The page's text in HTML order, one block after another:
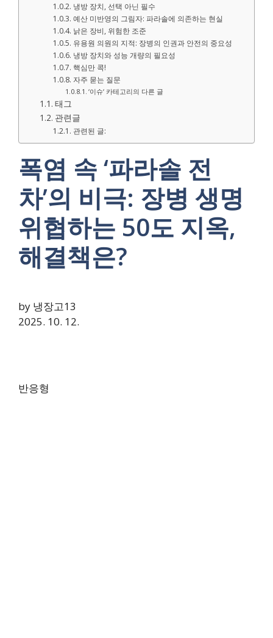
냉방 장치, 선택 아닌 필수
예산 미반영의 그림자: 파라솔에 의존하는 현실
낡은 장비, 위험한 조준
유용원 의원의 지적: 장병의 인권과 안전의 중요성
냉방 장치와 성능 개량의 필요성
핵심만 콕!
자주 묻는 질문
‘이슈‘ 카테고리의 다른 글
태그
관련글
관련된 글:
폭염 속 ‘파라솔 전
차’의 비극: 장병 생명
위협하는 50도 지옥,
해결책은?
by 냉장고13
2025. 10. 12.
반응형